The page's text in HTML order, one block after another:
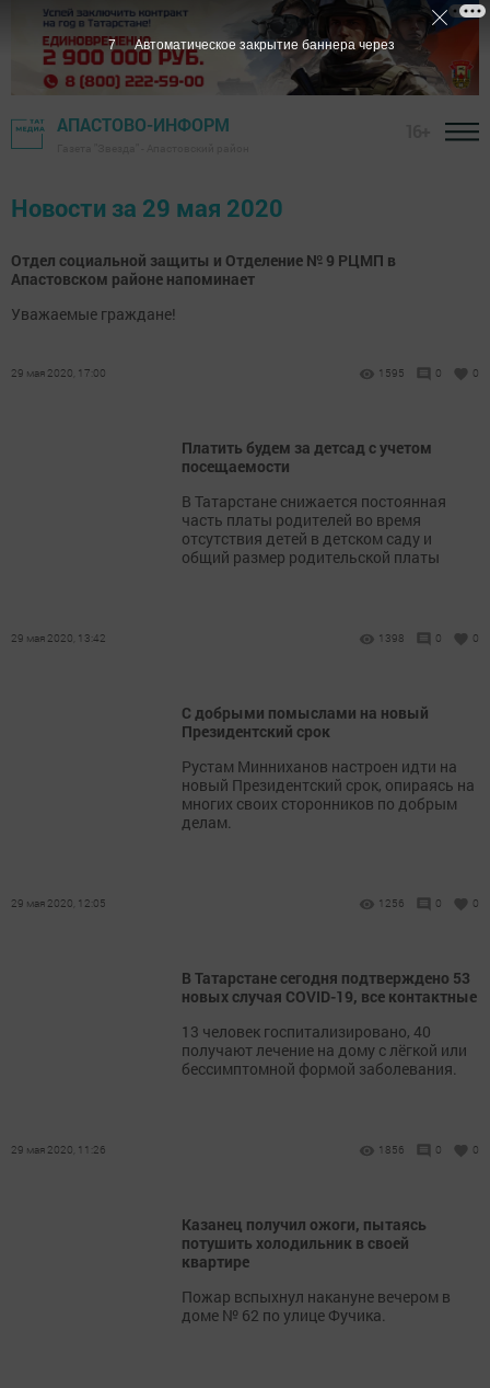
АПАСТОВО-ИНФОРМ
Новости за 29 мая 2020
Отдел социальной защиты и Отделение № 9 РЦМП в
Апастовском районе напоминает
Уважаемые граждане!
29 мая 2020, 17:00 1595 0 0
Платить будем за детсад с учетом
посещаемости
В Татарстане снижается постоянная
часть платы родителей во время
отсутствия детей в детском саду и
общий размер родительской платы
29 мая 2020, 13:42 1398 0 0
С добрыми помыслами на новый
Президентский срок
Рустам Минниханов настроен идти на
новый Президентский срок, опираясь на
многих своих сторонников по добрым
делам.
29 мая 2020, 12:05 1256 0 0
В Татарстане сегодня подтверждено 53
новых случая COVID-19, все контактные
13 человек госпитализировано, 40
получают лечение на дому с лёгкой или
бессимптомной формой заболевания.
29 мая 2020, 11:26 1856 0 0
Казанец получил ожоги, пытаясь
потушить холодильник в своей
квартире
Пожар вспыхнул накануне вечером в
доме № 62 по улице Фучика.
7 Автоматическое закрытие баннера через